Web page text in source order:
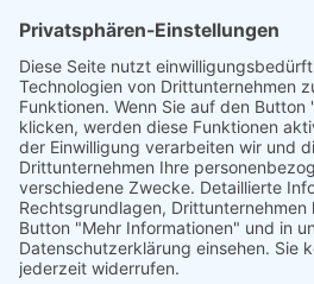
Empfänger von personenbezogenen
Im Rahmen unserer Geschäftstätigkeit
verschiedenen externen Stellen
eine Übermittlung von
Stellen erforderlich. Wir geben
an externe Stellen weiter, wenn dies im
Vertragserfüllung erforderlich ist, wenn
verpflichtet sind (z. B. Weitergabe von
wenn wir ein berechtigtes Interesse
an der Weitergabe haben oder wenn
die Datenweitergabe erlaubt. Beim